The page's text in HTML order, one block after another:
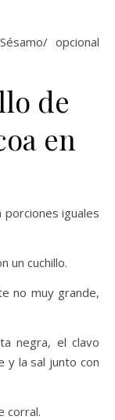
opcional
de
en
iguales
un cuchillo.
no muy grande,
negra, el clavo
y la sal junto con
corral.